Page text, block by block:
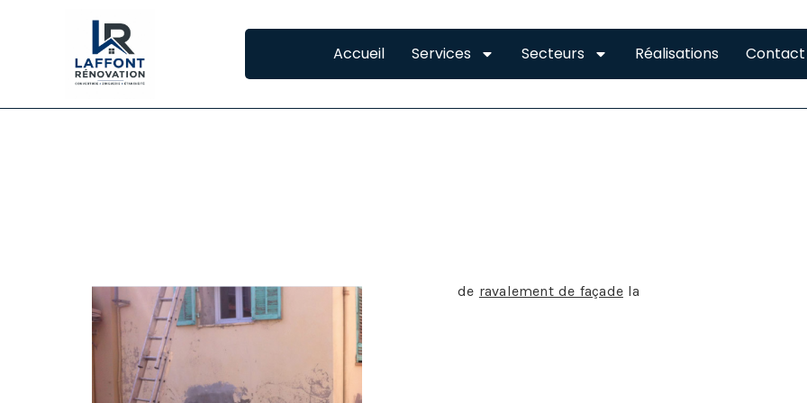
Accueil Services Secteurs Réalisations Contact
de ravalement de façadela